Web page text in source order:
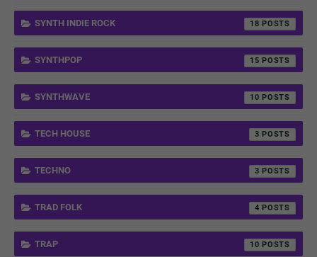
SYNTH INDIE ROCK 18
SYNTHPOP 15
SYNTHWAVE 10
TECH HOUSE 3
TECHNO 3
TRAD FOLK 4
TRAP 10